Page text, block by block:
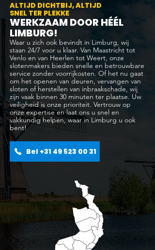
ALTIJD DICHTBIJ, ALTIJD
SNEL TER PLEKKE
WERKZAAM DOOR HÉÉL
LIMBURG!
Waar u zich ook bevindt in Limburg, wij
staan 24/7 voor u klaar. Van Maastricht tot
Venlo en van Heerlen tot Weert, onze
slotenmakers bieden snelle en betrouwbare
service zonder voorrijkosten. Of het nu gaat
om het openen van deuren, vervangen van
sloten of herstellen van inbraakschade, wij
zijn vaak binnen 30 minuten ter plaatse. Uw
veiligheid is onze prioriteit. Vertrouw op
onze expertise en laat ons u snel en
vakkundig helpen, waar in Limburg u ook
bent!
Bel +31 49 523 00 31